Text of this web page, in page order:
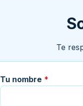
Te
Tu nombre *